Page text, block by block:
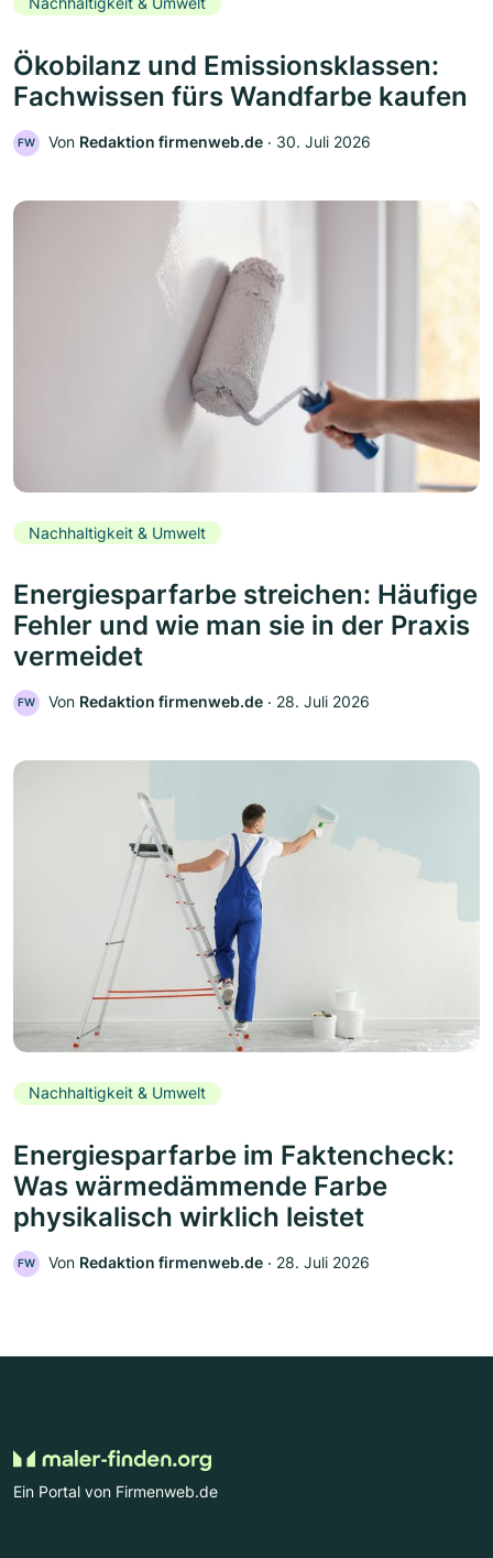
Ökobilanz und Emissionsklassen:
Fachwissen fürs Wandfarbe kaufen
FW Von Redaktion firmenweb.de ‧ 30. Juli 2026
Nachhaltigkeit & Umwelt
Energiesparfarbe streichen: Häufige
Fehler und wie man sie in der Praxis
vermeidet
FW Von Redaktion firmenweb.de ‧ 28. Juli 2026
Nachhaltigkeit & Umwelt
Energiesparfarbe im Faktencheck:
Was wärmedämmende Farbe
physikalisch wirklich leistet
FW Von Redaktion firmenweb.de ‧ 28. Juli 2026
Ein Portal von Firmenweb.de